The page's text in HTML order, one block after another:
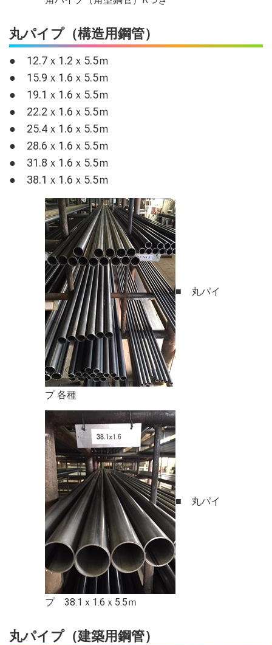
丸パイプ（構造用鋼管）
● 12.7ｘ1.2ｘ5.5ｍ
● 15.9ｘ1.6ｘ5.5ｍ
● 19.1ｘ1.6ｘ5.5ｍ
● 22.2ｘ1.6ｘ5.5ｍ
● 25.4ｘ1.6ｘ5.5ｍ
● 28.6ｘ1.6ｘ5.5ｍ
● 31.8ｘ1.6ｘ5.5ｍ
● 38.1ｘ1.6ｘ5.5ｍ
■ 丸パイ
プ 各種
■ 丸パイ
プ 38.1ｘ1.6ｘ5.5ｍ
丸パイプ（建築用鋼管）